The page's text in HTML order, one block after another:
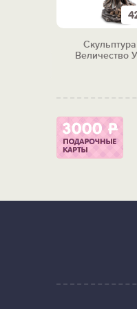
Величество